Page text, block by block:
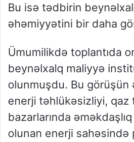
Bu isə tədbirin
əhəmiyyətini bir daha
Ümumilikdə toplantıda
beynəlxalq maliyyə
olunmuşdu. Bu görüşün
enerji təhlükəsizliyi, qaz
bazarlarında
olunan enerji sahəsində